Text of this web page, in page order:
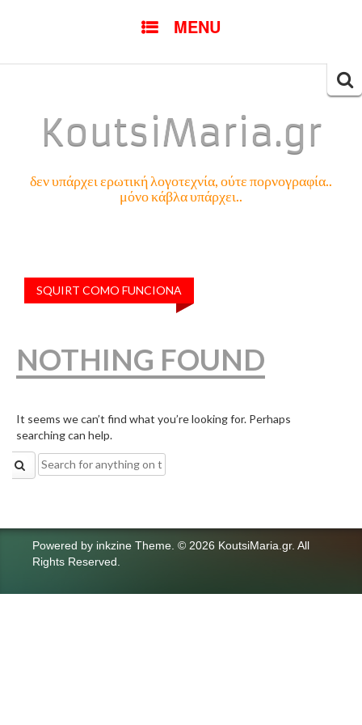
MENU
KoutsiMaria.gr
δεν υπάρχει ερωτική λογοτεχνία, ούτε πορνογραφία..
μόνο κάβλα υπάρχει..
SQUIRT COMO FUNCIONA
NOTHING FOUND
It seems we can’t find what you’re looking for. Perhaps
searching can help.
Search
for:
Powered by inkzine Theme © 2026 KoutsiMaria.gr. All
Rights Reserved.